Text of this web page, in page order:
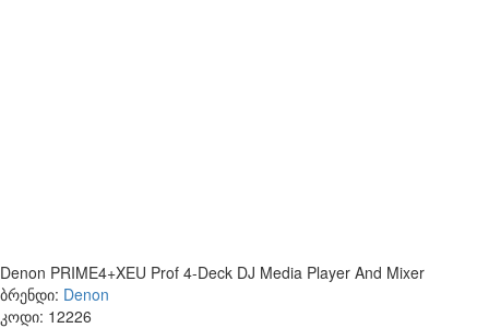
Denon PRIME4+XEU Prof 4-Deck DJ Media Player And Mixer
ბრენდი: Denon
კოდი: 12226